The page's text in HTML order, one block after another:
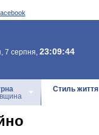
7 серпня, 23:09:44
Стиль життя